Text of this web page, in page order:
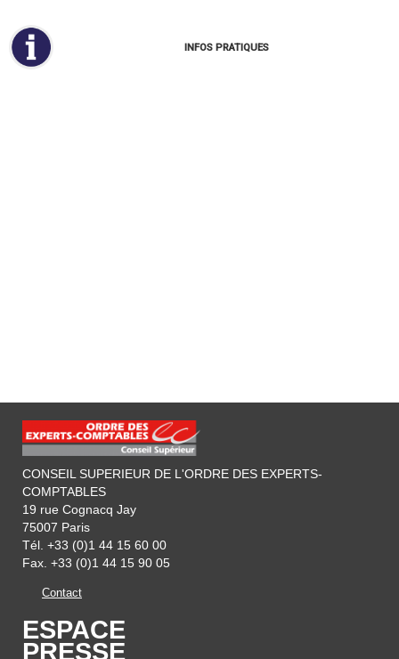
INFOS PRATIQUES
CONSEIL SUPERIEUR DE L'ORDRE DES EXPERTS-
COMPTABLES
19 rue Cognacq Jay
75007 Paris
Tél. +33 (0)1 44 15 60 00
Fax. +33 (0)1 44 15 90 05
Contact
ESPACE
PRESSE